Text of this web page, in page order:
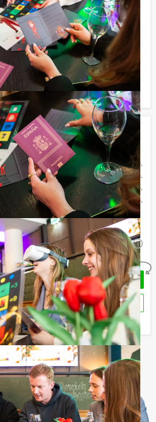
€ 74,50 p.p.
€ 72,50 p.p.
€ 69,50 p.p.
€ 66,50 p.p.
BTW
30 minuten
12 personen i
Geheel vrijblijvend
OFFERTE AANVRAGEN
RESERVEREN
heb een vraag over dit uitje
kiezen?
mailtje
kunt genieten van bier, fris,
en thee. En… zo komt u ook achteraf
te staan!
aan het minimale aantal deelnemers
Als je bereid bent voor het
betalen, kan je ook gewoon voor
boeken.